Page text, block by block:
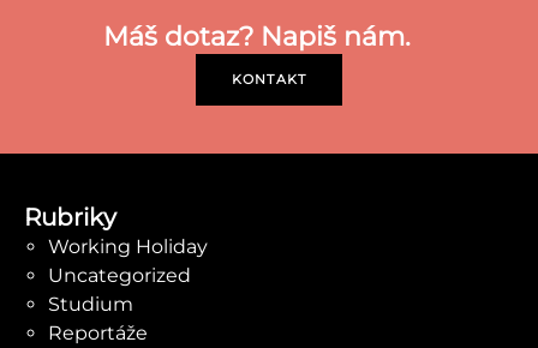
Máš dotaz? Napiš nám.
KONTAKT
Rubriky
Working Holiday
Uncategorized
Studium
Reportáže